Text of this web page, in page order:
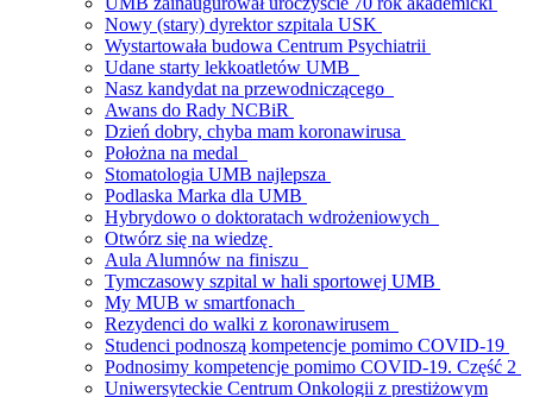
Nowy (stary) dyrektor szpitala USK
Wystartowała budowa Centrum Psychiatrii
Udane starty lekkoatletów UMB
Nasz kandydat na przewodniczącego
Awans do Rady NCBiR
Dzień dobry, chyba mam koronawirusa
Położna na medal
Stomatologia UMB najlepsza
Podlaska Marka dla UMB
Hybrydowo o doktoratach wdrożeniowych
Otwórz się na wiedzę
Aula Alumnów na finiszu
Tymczasowy szpital w hali sportowej UMB
My MUB w smartfonach
Rezydenci do walki z koronawirusem
Studenci podnoszą kompetencje pomimo COVID-19
Podnosimy kompetencje pomimo COVID-19. Część 2
Uniwersyteckie Centrum Onkologii z prestiżowym